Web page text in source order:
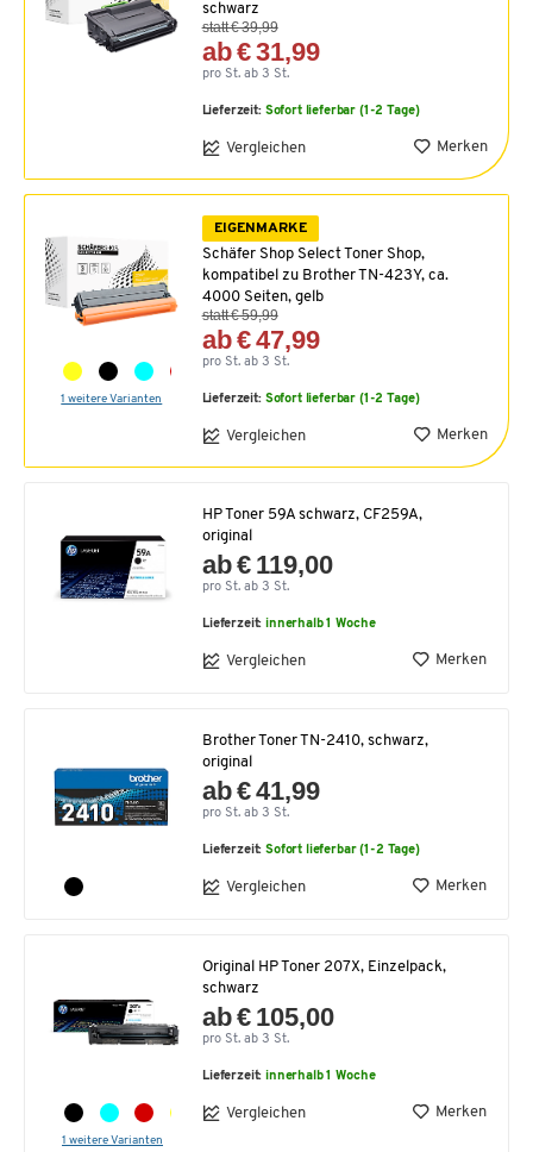
schwarz
statt € 39,99
ab € 31,99
pro St. ab 3 St.
Lieferzeit: Sofort lieferbar (1-2 Tage)
Vergleichen Merken
1 weitere Varianten
EIGENMARKE
Schäfer Shop Select Toner Shop,
kompatibel zu Brother TN-423Y, ca.
4000 Seiten, gelb
statt € 59,99
ab € 47,99
pro St. ab 3 St.
Lieferzeit: Sofort lieferbar (1-2 Tage)
Vergleichen Merken
HP Toner 59A schwarz, CF259A,
original
ab € 119,00
pro St. ab 3 St.
Lieferzeit:innerhalb 1 Woche
Vergleichen Merken
Brother Toner TN-2410, schwarz,
original
ab € 41,99
pro St. ab 3 St.
Lieferzeit:Sofort lieferbar (1-2 Tage)
Vergleichen Merken
1 weitere Varianten
Original HP Toner 207X, Einzelpack,
schwarz
ab € 105,00
pro St. ab 3 St.
Lieferzeit:innerhalb 1 Woche
Vergleichen Merken